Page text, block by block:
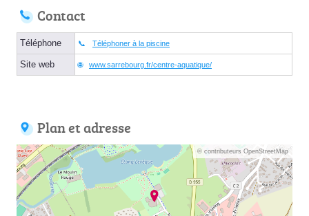
Contact
Téléphone Téléphoner à la piscine
Site web www.sarrebourg.fr/centre-aquatique/
Plan et adresse
© contributeurs OpenStreetMap